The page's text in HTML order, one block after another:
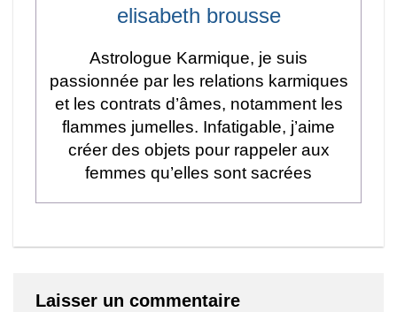
elisabeth brousse
Astrologue Karmique, je suis
passionnée par les relations karmiques
et les contrats d’âmes, notamment les
flammes jumelles. Infatigable, j’aime
créer des objets pour rappeler aux
femmes qu’elles sont sacrées
Laisser un commentaire